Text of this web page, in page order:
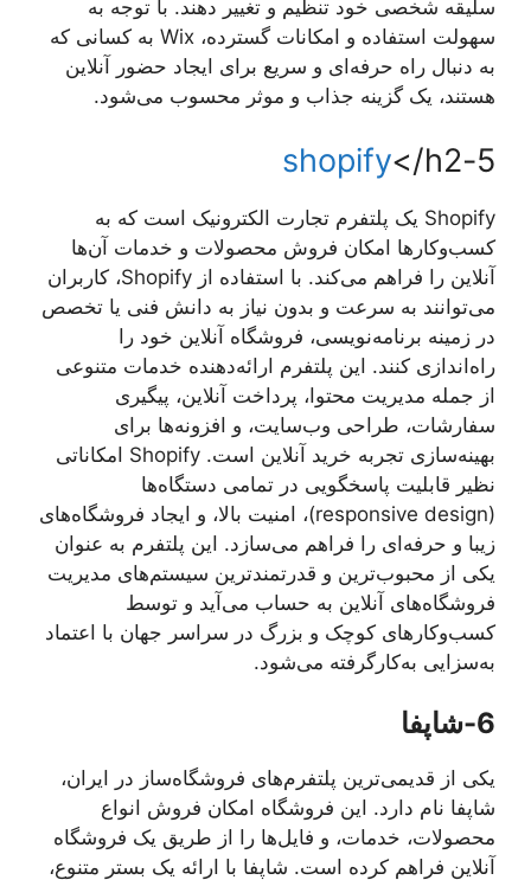
سلیقه شخصی خود تنظیم و تغییر دهند. با توجه به
سهولت استفاده و امکانات گسترده، Wix به کسانی که
به دنبال راه حرفه‌ای و سریع برای ایجاد حضور آنلاین
هستند، یک گزینه جذاب و موثر محسوب می‌شود.
5-
shopify</h2
Shopify یک پلتفرم تجارت الکترونیک است که به
کسب‌وکارها امکان فروش محصولات و خدمات آن‌ها
آنلاین را فراهم می‌کند. با استفاده از Shopify، کاربران
می‌توانند به سرعت و بدون نیاز به دانش فنی یا تخصص
در زمینه برنامه‌نویسی، فروشگاه آنلاین خود را
راه‌اندازی کنند. این پلتفرم ارائه‌دهنده خدمات متنوعی
از جمله مدیریت محتوا، پرداخت آنلاین، پیگیری
سفارشات، طراحی وب‌سایت، و افزونه‌ها برای
بهینه‌سازی تجربه خرید آنلاین است. Shopify امکاناتی
نظیر قابلیت پاسخگویی در تمامی دستگاه‌ها
(responsive design)، امنیت بالا، و ایجاد فروشگاه‌های
زیبا و حرفه‌ای را فراهم می‌سازد. این پلتفرم به عنوان
یکی از محبوب‌ترین و قدرتمندترین سیستم‌های مدیریت
فروشگاه‌های آنلاین به حساب می‌آید و توسط
کسب‌وکارهای کوچک و بزرگ در سراسر جهان با اعتماد
به‌سزایی به‌کارگرفته می‌شود.
6-شاپفا
یکی از قدیمی‌ترین پلتفرم‌های فروشگاه‌ساز در ایران،
شاپفا نام دارد. این فروشگاه امکان فروش انواع
محصولات، خدمات، و فایل‌ها را از طریق یک فروشگاه
آنلاین فراهم کرده است. شاپفا با ارائه یک بستر متنوع،